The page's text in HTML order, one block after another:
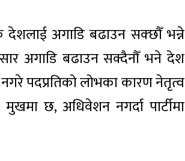
अगाडि बढाउन सक्छौँ भन्ने
अगाडि बढाउन सक्दैनौँ भने देश
पदप्रतिको लोभका कारण नेतृत्व
छ, अधिवेशन नगर्दा पार्टीमा